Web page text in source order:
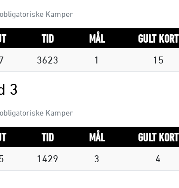
Kamper
TID MÅL GULT KORT
3623 1 15
3
Kamper
TID MÅL GULT KORT
1429 3 4